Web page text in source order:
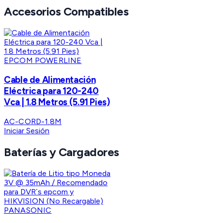
Accesorios Compatibles
EPCOM POWERLINE
Cable de Alimentación
Eléctrica para 120-240
Vca | 1.8 Metros (5.91 Pies)
AC-CORD-1.8M
Iniciar Sesión
Baterías y Cargadores
PANASONIC